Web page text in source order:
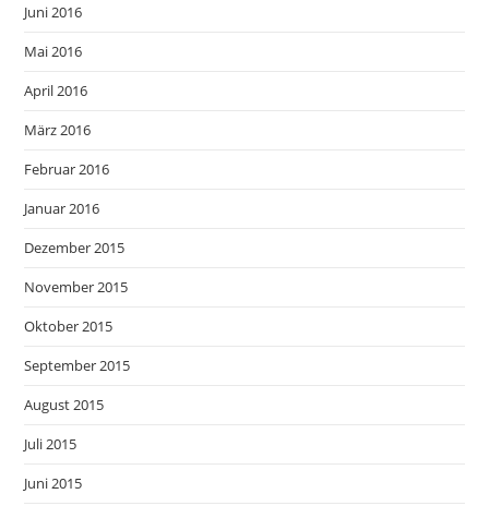
Juni 2016
Mai 2016
April 2016
März 2016
Februar 2016
Januar 2016
Dezember 2015
November 2015
Oktober 2015
September 2015
August 2015
Juli 2015
Juni 2015